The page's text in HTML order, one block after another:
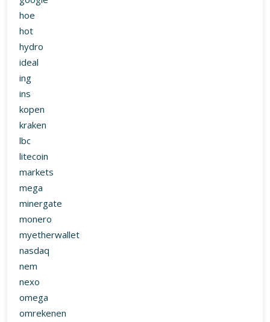
hoe
hot
hydro
ideal
ing
ins
kopen
kraken
lbc
litecoin
markets
mega
minergate
monero
myetherwallet
nasdaq
nem
nexo
omega
omrekenen